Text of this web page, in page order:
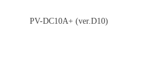
PV-DC10A+ (ver.D10)